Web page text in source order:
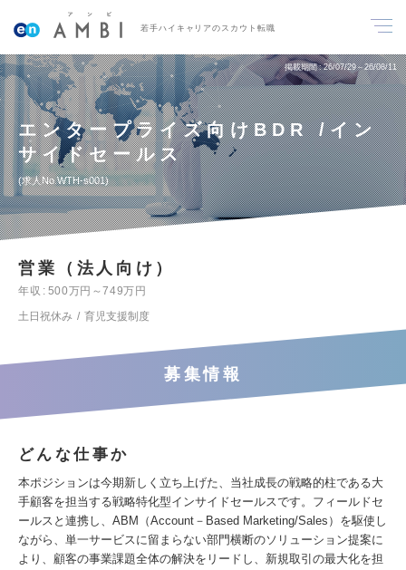
若手ハイキャリアのスカウト転職
掲載期間 26/07/29～26/08/11
エンタープライズ向けBDR /イン
サイドセールス
求人No.WTH-s001
営業（法人向け）
年収
500万円～749万円
土日祝休み
育児支援制度
募集情報
どんな仕事か
本ポジションは今期新しく立ち上げた、当社成長の戦略的柱である大
手顧客を担当する戦略特化型インサイドセールスです。フィールドセ
ールスと連携し、ABM（Account－Based Marketing/Sales）を駆使し
ながら、単一サービスに留まらない部門横断のソリューション提案に
より、顧客の事業課題全体の解決をリードし、新規取引の最大化を担